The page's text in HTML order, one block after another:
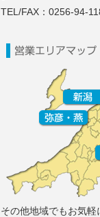
TEL/FAX：0256-94-
その他地域でもお気軽